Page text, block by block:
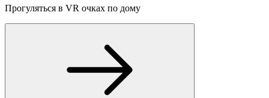
Прогуляться в VR очках по дому